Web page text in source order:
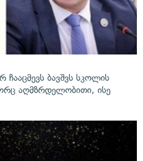
ჩააცმევს ბავშვს სკოლის
აღმზრდელობითი, ისე